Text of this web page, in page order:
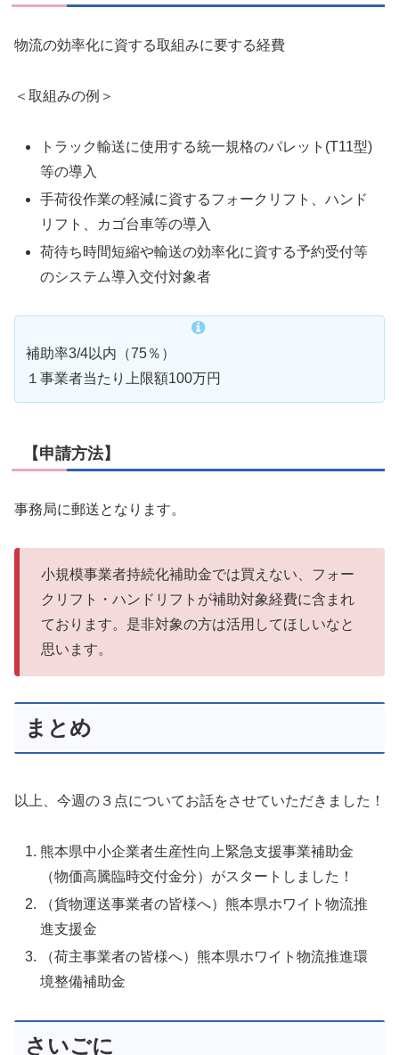
物流の効率化に資する取組みに要する経費
＜取組みの例＞
トラック輸送に使用する統一規格のパレット(T11型)
等の導入
手荷役作業の軽減に資するフォークリフト、ハンド
リフト、カゴ台車等の導入
荷待ち時間短縮や輸送の効率化に資する予約受付等
のシステム導入交付対象者
補助率3/4以内（75％）
１事業者当たり上限額100万円
【申請方法】
事務局に郵送となります。
小規模事業者持続化補助金では買えない、フォー
クリフト・ハンドリフトが補助対象経費に含まれ
ております。 是非対象の方は活用してほしいなと
思います。
まとめ
以上、今週の３点についてお話をさせていただきました！
熊本県中小企業者生産性向上緊急支援事業補助金
（物価高騰臨時交付金分）がスタートしました！
（貨物運送事業者の皆様へ）熊本県ホワイト物流推
進支援金
（荷主事業者の皆様へ）熊本県ホワイト物流推進環
境整備補助金
さいごに